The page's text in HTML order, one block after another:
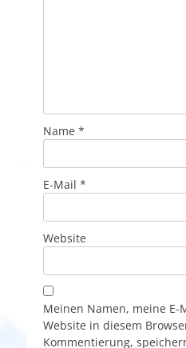
Name *
E-Mail *
Website
Meinen Namen, meine
Website in diesem
Kommentierung,